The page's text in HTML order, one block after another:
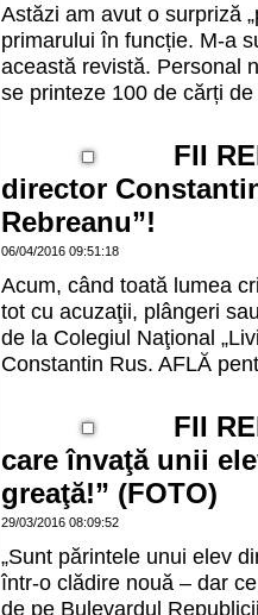
Astăzi am avut o surpriză
primarului în funcție. M-a
această revistă. Personal
se printeze 100 de cărți
FII
director
Rebreanu”!
06/04/2016 09:51:18
Acum, când toată lumea
tot cu acuzaţii, plângeri
de la Colegiul Naţional
Constantin Rus. AFLĂ
FII
care învaţă unii
greaţă!” (FOTO)
29/03/2016 08:09:52
„Sunt părintele unui elev
într-o clădire nouă – dar
de pe Bulevardul